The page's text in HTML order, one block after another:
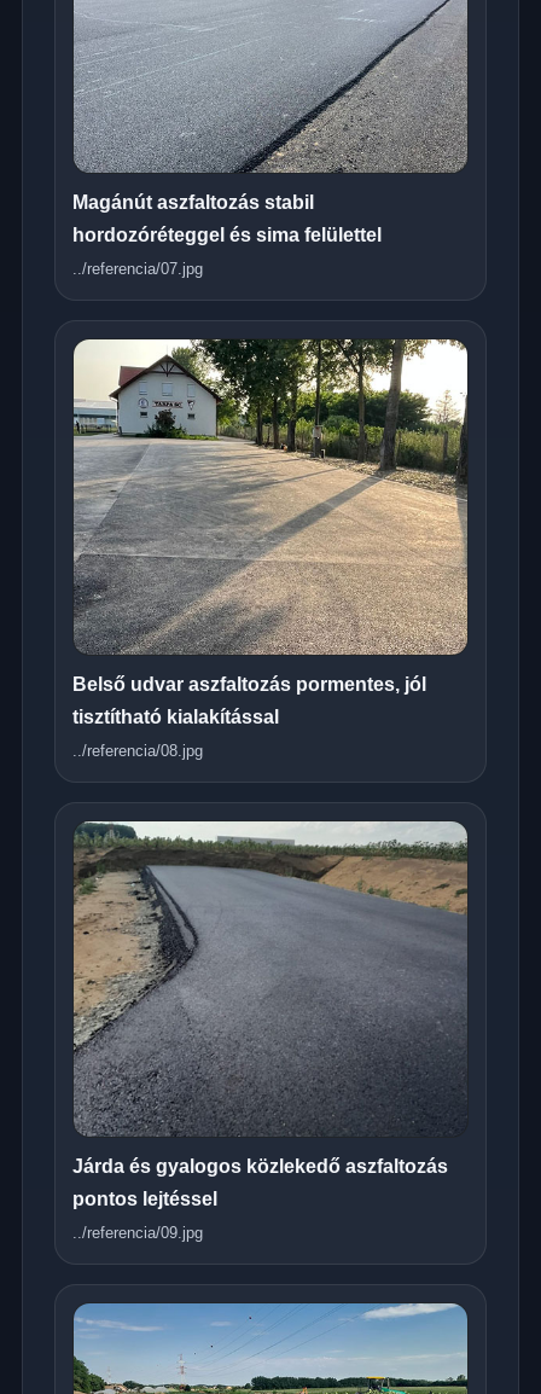
Magánút aszfaltozás stabil
hordozóréteggel és sima felülettel
../referencia/07.jpg
Belső udvar aszfaltozás pormentes, jól
tisztítható kialakítással
../referencia/08.jpg
Járda és gyalogos közlekedő aszfaltozás
pontos lejtéssel
../referencia/09.jpg